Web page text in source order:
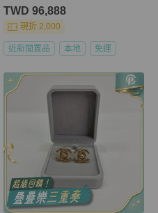
TWD 96,888
現折 2,000
近新閒置品 本地 免運